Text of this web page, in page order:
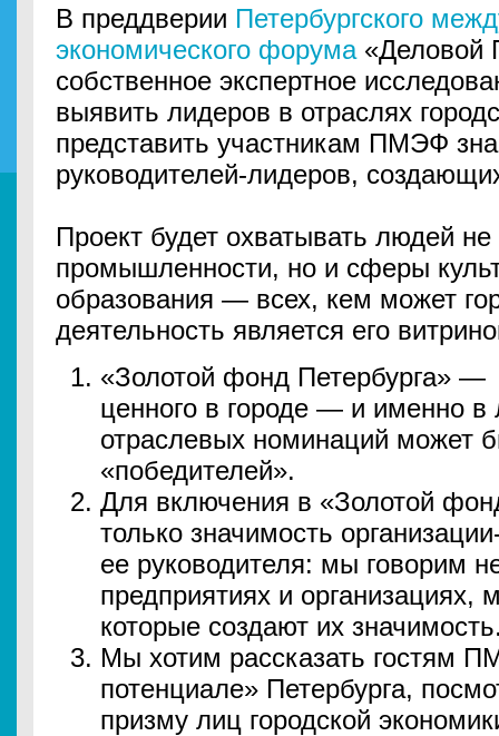
В преддверии Петербургского
экономического форума«Деловой
собственное экспертное
выявить лидеров в отраслях
представить участникам ПМЭФ
руководителей-лидеров,
Проект будет охватывать людей не
промышленности, но и сферы
образования — всех, кем может
деятельность является его
«Золотой фонд Петербурга» —
ценного в городе — и именно
отраслевых номинаций может
«победителей».
Для включения в «Золотой
только значимость
ее руководителя: мы говорим
предприятиях и
которые создают их
Мы хотим рассказать гостям
потенциале» Петербурга,
призму лиц городской